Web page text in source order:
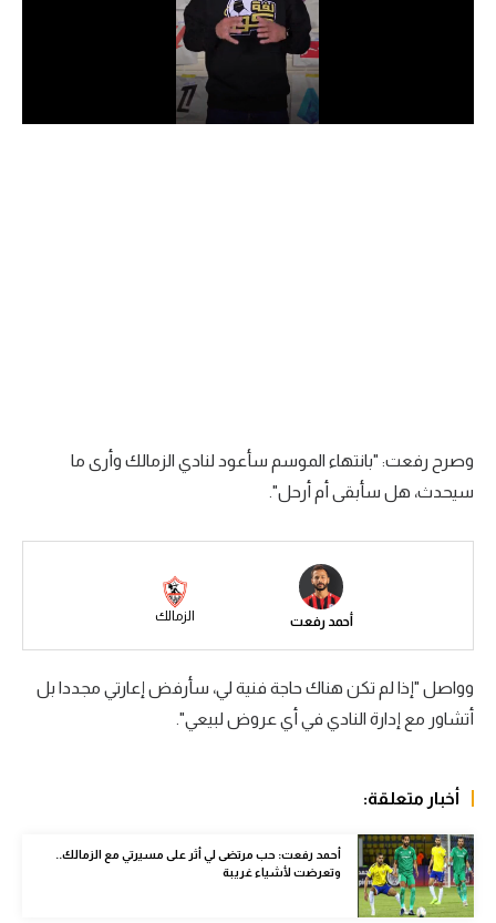
الدوري السعودي للمحترفين
سعودي في الجول
دوري أبطال أوروبا
رياضات أخرى
كرة السلة الأمريكية
كرة سلة
كرة يد
وصرح رفعت: "بانتهاء الموسم سأعود لنادي الزمالك وأرى ما
سيحدث، هل سأبقى أم أرحل".
أحمد رفعت الزمالك
وواصل "إذا لم تكن هناك حاجة فنية لي، سأرفض إعارتي مجددا بل
أتشاور مع إدارة النادي في أي عروض لبيعي".
أخبار متعلقة:
أحمد رفعت: حب مرتضى لي أثر على مسيرتي مع الزمالك..
وتعرضت لأشياء غريبة